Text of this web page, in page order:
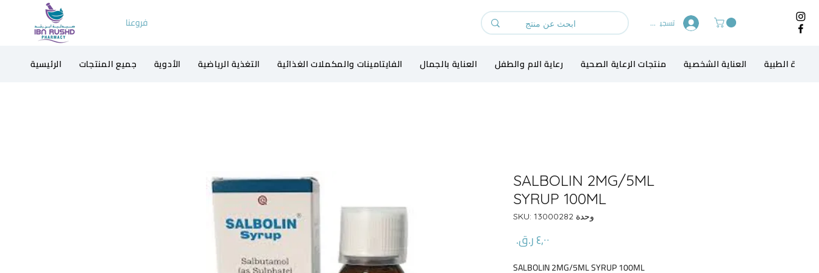
فروعنا تسجيل الدخول
الرئيسية جميع المنتجات الأدوية التغذية الرياضية الفايتامينات والمكملات الغذائية العناية بالجمال رعاية الام والطفل منتجات الرعاية الصحية العناية الشخصية الاجهزة الطبية
SALBOLIN 2MG/5ML
SYRUP 100ML
وحدة SKU: 13000282
SALBOLIN 2MG/5ML SYRUP 100ML